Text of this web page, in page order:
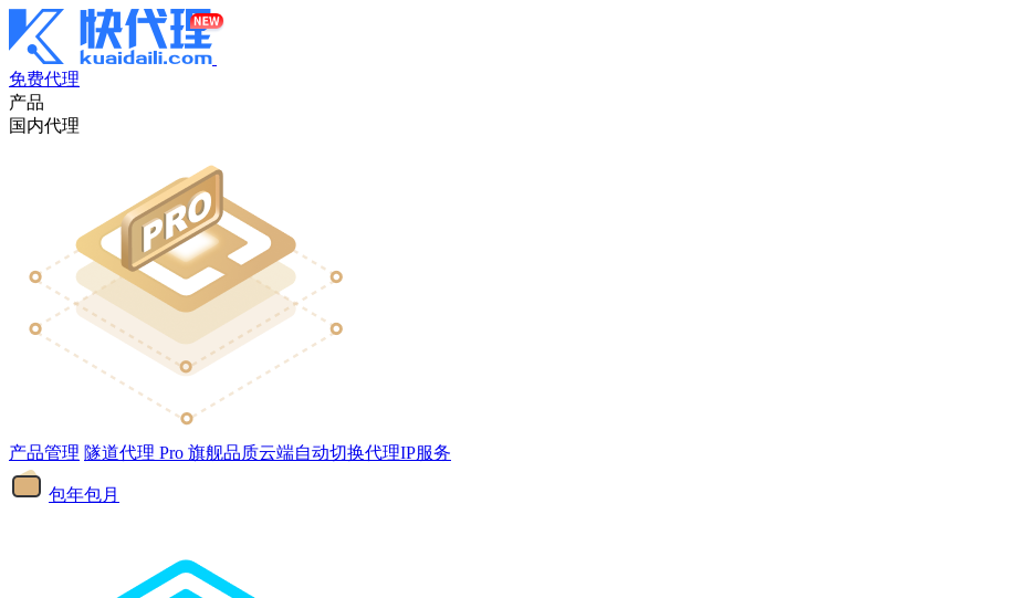
免费代理
产品
国内代理
产品管理 隧道代理 Pro 旗舰品质云端自动切换代理IP服务
包年包月